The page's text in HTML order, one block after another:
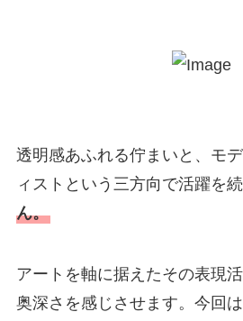
透明感あふれる佇まいと、モ
ィストという三方向で活躍を
ん。
アートを軸に据えたその表現
奥深さを感じさせます。今回